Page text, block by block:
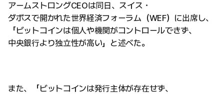
アームストロングCEOは同日、スイス・
ダボスで開かれた世界経済フォーラム（WEF）に出席し、
「ビットコインは個人や機関がコントロールできず、
中央銀行より独立性が高い」と述べた。
また、「ビットコインは発行主体が存在せず、